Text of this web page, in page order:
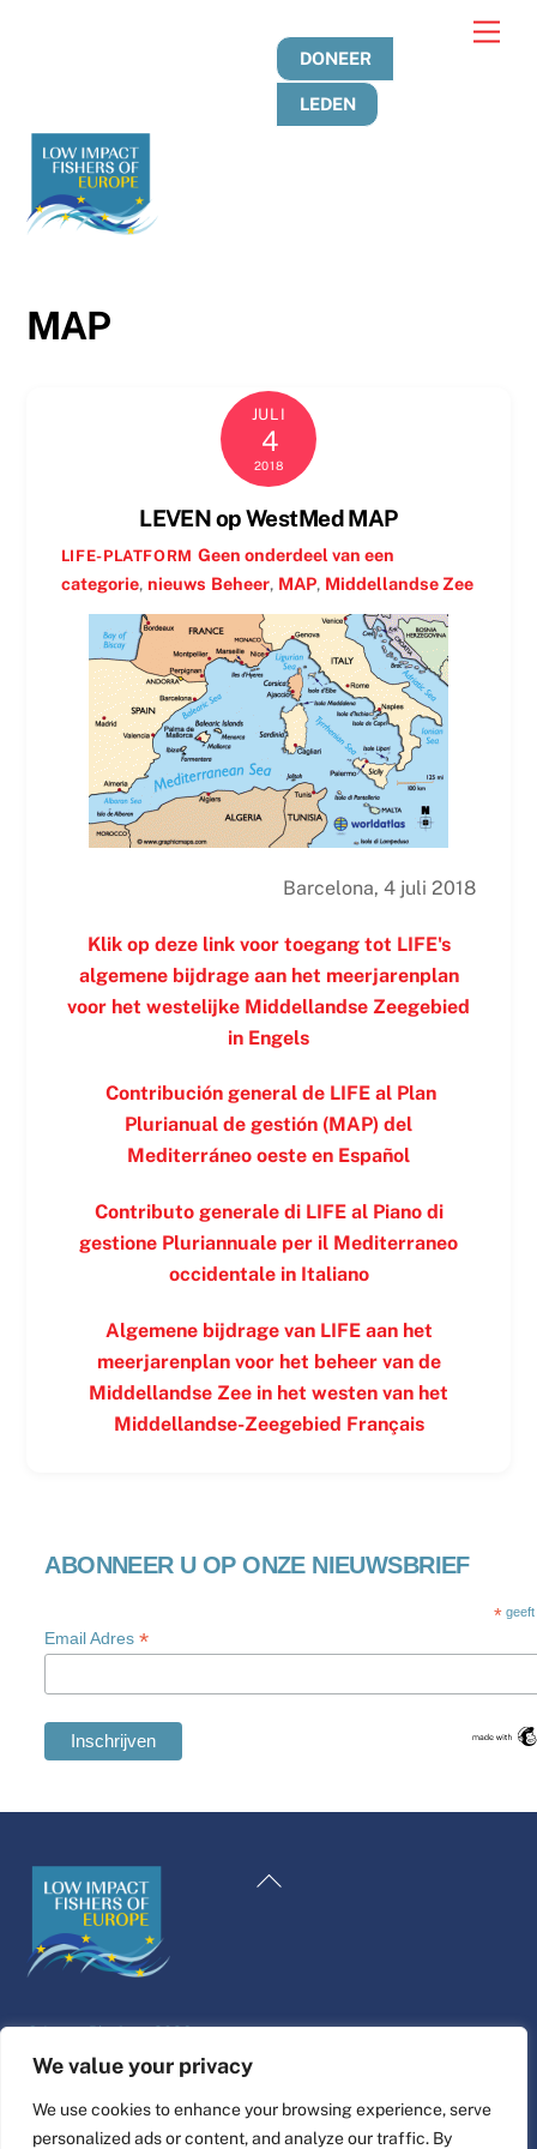
We value your privacy
We use cookies to enhance your browsing experience, serve
personalized ads or content, and analyze our traffic. By
DONEER
LEDEN
MAP
JULI
4
2018
LEVEN op WestMed MAP
LIFE-PLATFORM Geen onderdeel van een
categorie, nieuws Beheer, MAP, Middellandse Zee
Barcelona, 4 juli 2018
Klik op deze link voor toegang tot LIFE's
algemene bijdrage aan het meerjarenplan
voor het westelijke Middellandse Zeegebied
in Engels
Contribución general de LIFE al Plan
Plurianual de gestión (MAP) del
Mediterráneo oeste en Español
Contributo generale di LIFE al Piano di
gestione Pluriannuale per il Mediterraneo
occidentale inItaliano
Algemene bijdrage van LIFE aan het
meerjarenplan voor het beheer van de
Middellandse Zee in het westen van het
Middellandse-Zeegebied Français
ABONNEER U OP ONZE NIEUWSBRIEF
*
Email Adres*
Terug
©Leven Platform2026
Website ontwerp & bouw dooralpha.coop
Connect
French
Swedish